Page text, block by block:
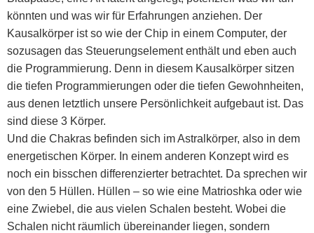
könnten und was wir für Erfahrungen anziehen. Der
Kausalkörper ist so wie der Chip in einem Computer, der
sozusagen das Steuerungselement enthält und eben auch
die Programmierung. Denn in diesem Kausalkörper sitzen
die tiefen Programmierungen oder die tiefen Gewohnheiten,
aus denen letztlich unsere Persönlichkeit aufgebaut ist. Das
sind diese 3 Körper.
Und die Chakras befinden sich im Astralkörper, also in dem
energetischen Körper. In einem anderen Konzept wird es
noch ein bisschen differenzierter betrachtet. Da sprechen wir
von den 5 Hüllen. Hüllen – so wie eine Matrioshka oder wie
eine Zwiebel, die aus vielen Schalen besteht. Wobei die
Schalen nicht räumlich übereinander liegen, sondern